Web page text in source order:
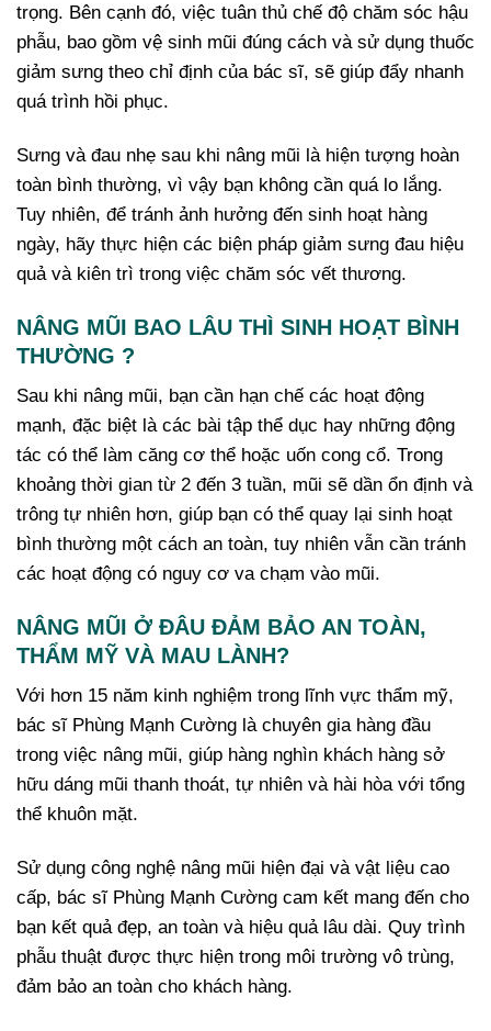
trọng. Bên cạnh đó, việc tuân thủ chế độ chăm sóc hậu
phẫu, bao gồm vệ sinh mũi đúng cách và sử dụng thuốc
giảm sưng theo chỉ định của bác sĩ, sẽ giúp đẩy nhanh
quá trình hồi phục.
Sưng và đau nhẹ sau khi nâng mũi là hiện tượng hoàn
toàn bình thường, vì vậy bạn không cần quá lo lắng.
Tuy nhiên, để tránh ảnh hưởng đến sinh hoạt hàng
ngày, hãy thực hiện các biện pháp giảm sưng đau hiệu
quả và kiên trì trong việc chăm sóc vết thương.
NÂNG MŨI BAO LÂU THÌ SINH HOẠT BÌNH
THƯỜNG ?
Sau khi nâng mũi, bạn cần hạn chế các hoạt động
mạnh, đặc biệt là các bài tập thể dục hay những động
tác có thể làm căng cơ thể hoặc uốn cong cổ. Trong
khoảng thời gian từ 2 đến 3 tuần, mũi sẽ dần ổn định và
trông tự nhiên hơn, giúp bạn có thể quay lại sinh hoạt
bình thường một cách an toàn, tuy nhiên vẫn cần tránh
các hoạt động có nguy cơ va chạm vào mũi.
NÂNG MŨI Ở ĐÂU ĐẢM BẢO AN TOÀN,
THẨM MỸ VÀ MAU LÀNH?
Với hơn 15 năm kinh nghiệm trong lĩnh vực thẩm mỹ,
bác sĩ Phùng Mạnh Cường là chuyên gia hàng đầu
trong việc nâng mũi, giúp hàng nghìn khách hàng sở
hữu dáng mũi thanh thoát, tự nhiên và hài hòa với tổng
thể khuôn mặt.
Sử dụng công nghệ nâng mũi hiện đại và vật liệu cao
cấp, bác sĩ Phùng Mạnh Cường cam kết mang đến cho
bạn kết quả đẹp, an toàn và hiệu quả lâu dài. Quy trình
phẫu thuật được thực hiện trong môi trường vô trùng,
đảm bảo an toàn cho khách hàng.